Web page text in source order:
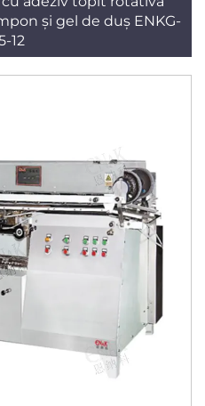
și gel de duș ENKG-
12